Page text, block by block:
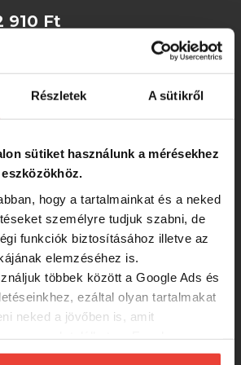
Részletek A sütikről
sütiket használunk a mérésekhez
hogy a tartalmainkat és a neked
személyre tudjuk szabni, de
funkciók biztosításához illetve az
elemzéséhez is.
többek között a Google Ads és
ezáltal olyan tartalmakat
neked a jövőben is, amit
kérünk, hogy engedd meg
910 Ft
Black Halibut Pellet, 15 mm,
800 g
720 Ft
Black Halibut Pellet, 8 mm,
800 g